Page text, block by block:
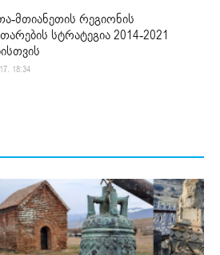
მთიანეთის რეგიონის
სტრატეგია 2014-2021
18:34